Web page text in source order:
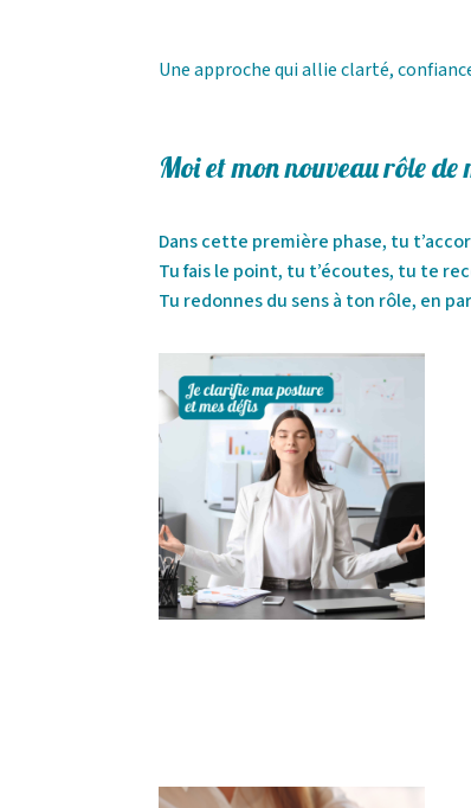
Une approche qui allie clarté,
Moi et mon nouveau rôle
Dans cette première phase, tu
Tu fais le point, tu t’écoutes, tu te
Tu redonnes du sens à ton rôle, en